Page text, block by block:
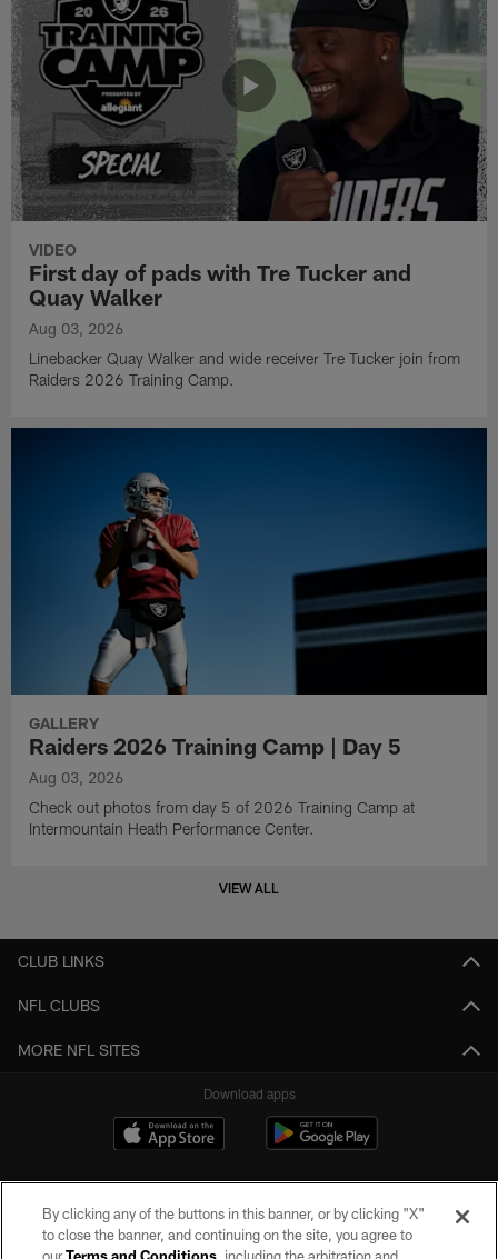
VIDEO
First day of pads with Tre Tucker and
Quay Walker
Aug 03, 2026
Linebacker Quay Walker and wide receiver Tre Tucker join from
Raiders 2026 Training Camp.
GALLERY
Raiders 2026 Training Camp | Day 5
Aug 03, 2026
Check out photos from day 5 of 2026 Training Camp at
Intermountain Heath Performance Center.
VIEW ALL
CLUB LINKS
NFL CLUBS
MORE NFL SITES
Download apps
By clicking any of the buttons in this banner, or by clicking "X"
to close the banner, and continuing on the site, you agree to